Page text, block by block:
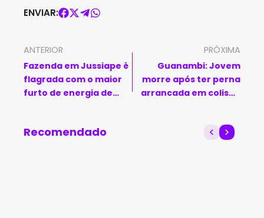
ENVIAR:
ANTERIOR
Fazenda em Jussiape é
flagrada com o maior
furto de energia de
residências
PRÓXIMA
Guanambi: Jovem
morre após ter perna
arrancada em colisão
Recomendado